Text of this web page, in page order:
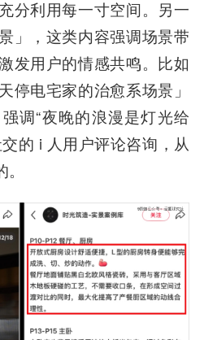
分利用每一寸空间。另一
」，这类内容强调场景带
发用户的情感共鸣。比如
停电宅家的治愈系场景」
调“夜晚的浪漫是灯光给
的 i 人用户评论咨询，从